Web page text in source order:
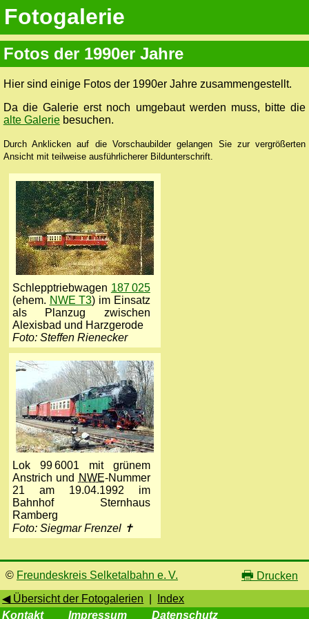
Fotogalerie
Fotos der 1990er Jahre
Hier sind einige Fotos der 1990er Jahre zusammengestellt.
Da die Galerie erst noch umgebaut werden muss, bitte die
alte Galeriebesuchen.
Durch Anklicken auf die Vorschaubilder gelangen Sie zur vergrößerten
Ansicht mit teilweise ausführlicherer Bildunterschrift.
Schlepptriebwagen 187 025
(ehem. NWE T3) im Einsatz
als Planzug zwischen
Alexisbad und Harzgerode
Foto: Steffen Rienecker
Lok 99 6001 mit grünem
Anstrich und NWE-Nummer
21 am 19.04.1992 im
Bahnhof Sternhaus
Ramberg
Foto: Siegmar Frenzel ✝
© Freundeskreis Selketalbahn e. V. 🖶 Drucken
◀ Übersicht der Fotogalerien
Index
Kontakt
Impressum Datenschutz